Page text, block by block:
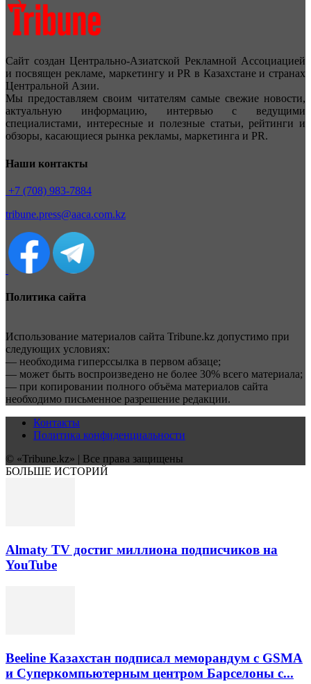
Сайт создан Центрально-Азиатской Рекламной Ассоциацией
и посвящен рекламе, маркетингу и PR в Казахстане и странах
Центральной Азии.
Мы предоставляем своим читателям самые свежие новости,
актуальную информацию, интервью с ведущими
специалистами, интересные и полезные статьи, рейтинги и
обзоры, касающиеся рынка рекламы, маркетинга и PR.
Наши контакты
+7 (708) 983-7884
tribune.press@aaca.com.kz
Политика сайта
Использование материалов сайта Tribune.kz допустимо при
следующих условиях:
— необходима гиперссылка в первом абзаце;
— может быть воспроизведено не более 30% всего материала;
— при копировании полного объёма материалов сайта
необходимо письменное разрешение редакции.
Контакты
Политика конфиденциальности
© «Tribune.kz» | Все права защищены
БОЛЬШЕ ИСТОРИЙ
Almaty TV достиг миллиона подписчиков на
YouTube
Beeline Казахстан подписал меморандум с GSMA
и Суперкомпьютерным центром Барселоны с...